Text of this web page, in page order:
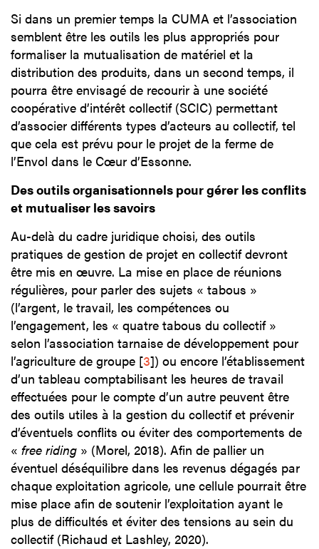
Si dans un premier temps la CUMA et l’association
semblent être les outils les plus appropriés pour
formaliser la mutualisation de matériel et la
distribution des produits, dans un second temps, il
pourra être envisagé de recourir à une société
coopérative d’intérêt collectif (SCIC) permettant
d’associer différents types d’acteurs au collectif, tel
que cela est prévu pour le projet de la ferme de
l’Envol dans le Cœur d’Essonne.
Des outils organisationnels pour gérer les conflits
et mutualiser les savoirs
Au-delà du cadre juridique choisi, des outils
pratiques de gestion de projet en collectif devront
être mis en œuvre. La mise en place de réunions
régulières, pour parler des sujets « tabous »
(l’argent, le travail, les compétences ou
l’engagement, les « quatre tabous du collectif »
selon l’association tarnaise de développement pour
l’agriculture de groupe [3]) ou encore l’établissement
d’un tableau comptabilisant les heures de travail
effectuées pour le compte d’un autre peuvent être
des outils utiles à la gestion du collectif et prévenir
d’éventuels conflits ou éviter des comportements de
« free riding » (Morel, 2018). Afin de pallier un
éventuel déséquilibre dans les revenus dégagés par
chaque exploitation agricole, une cellule pourrait être
mise place afin de soutenir l’exploitation ayant le
plus de difficultés et éviter des tensions au sein du
collectif (Richaud et Lashley, 2020).